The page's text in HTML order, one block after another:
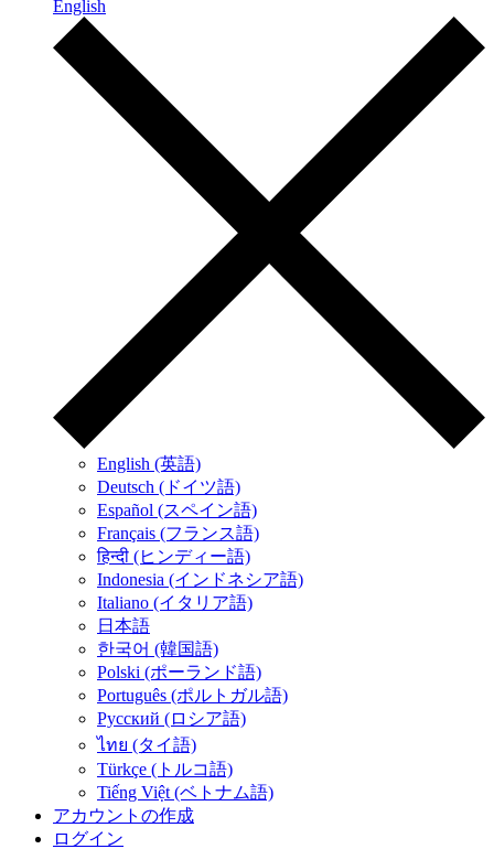
English
English (英語)
Deutsch (ドイツ語)
Español (スペイン語)
Français (フランス語)
हिन्दी (ヒンディー語)
Indonesia (インドネシア語)
Italiano (イタリア語)
日本語
한국어 (韓国語)
Polski (ポーランド語)
Português (ポルトガル語)
Русский (ロシア語)
ไทย (タイ語)
Türkçe (トルコ語)
Tiếng Việt (ベトナム語)
アカウントの作成
ログイン